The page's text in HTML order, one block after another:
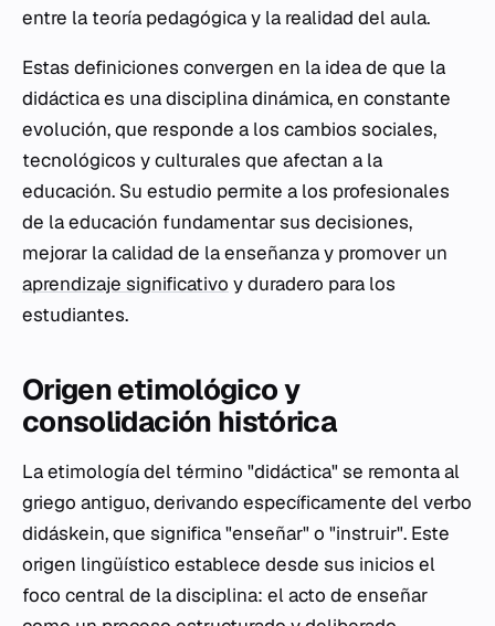
entre la teoría pedagógica y la realidad del aula.
Estas definiciones convergen en la idea de que la
didáctica es una disciplina dinámica, en constante
evolución, que responde a los cambios sociales,
tecnológicos y culturales que afectan a la
educación. Su estudio permite a los profesionales
de la educación fundamentar sus decisiones,
mejorar la calidad de la enseñanza y promover un
aprendizaje significativo y duradero para los
estudiantes.
Origen etimológico y
consolidación histórica
La etimología del término "didáctica" se remonta al
griego antiguo, derivando específicamente del verbo
didáskein, que significa "enseñar" o "instruir". Este
origen lingüístico establece desde sus inicios el
foco central de la disciplina: el acto de enseñar